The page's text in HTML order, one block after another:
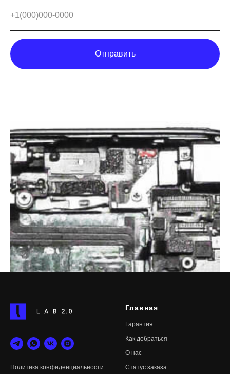
Отправить
Политика конфиденциальности
Главная
Гарантия
Как добраться
О нас
Статус заказа